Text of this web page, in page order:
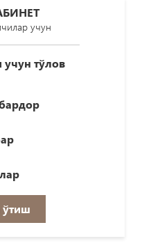
учун
учун тўлов
ўтиш